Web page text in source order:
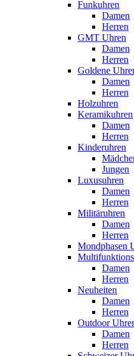
Funkuhren
Damen
Herren
GMT Uhren
Damen
Herren
Goldene
Damen
Herren
Holzuhren
Keramikuhren
Damen
Herren
Kinderuhren
Jungen
Luxusuhren
Damen
Herren
Militäruhren
Damen
Herren
Mondphasen
Damen
Herren
Neuheiten
Damen
Herren
Outdoor
Damen
Herren